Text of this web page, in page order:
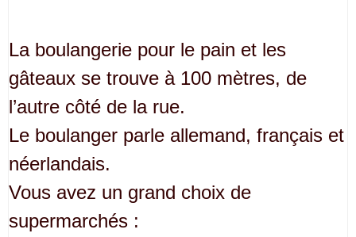
La boulangerie pour le pain et les
gâteaux se trouve à 100 mètres, de
l’autre côté de la rue.
Le boulanger parle allemand, français et
néerlandais.
Vous avez un grand choix de
supermarchés :